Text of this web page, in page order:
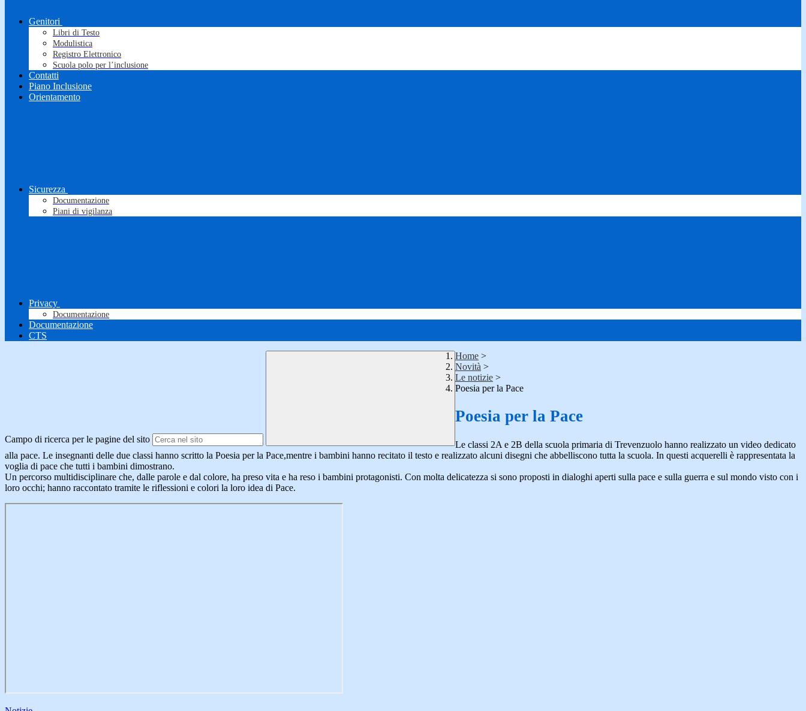
Genitori
Libri di Testo
Modulistica
Registro Elettronico
Scuola polo per l’inclusione
Contatti
Piano Inclusione
Orientamento
Sicurezza
Documentazione
Piani di vigilanza
Privacy
Documentazione
Documentazione
CTS
Campo di ricerca per le pagine del sito
Home >
Novità >
Le notizie >
Poesia per la Pace
Poesia per la Pace
Le classi 2A e 2B della scuola primaria di Trevenzuolo hanno realizzato un video dedicato
alla pace. Le insegnanti delle due classi hanno scritto la Poesia per la Pace,mentre i bambini hanno recitato il testo e realizzato alcuni disegni che abbelliscono tutta la scuola. In questi acquerelli è rappresentata la
voglia di pace che tutti i bambini dimostrano.
Un percorso multidisciplinare che, dalle parole e dal colore, ha preso vita e ha reso i bambini protagonisti. Con molta delicatezza si sono proposti in dialoghi aperti sulla pace e sulla guerra e sul mondo visto con i
loro occhi; hanno raccontato tramite le riflessioni e colori la loro idea di Pace.